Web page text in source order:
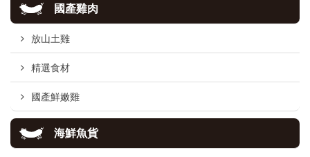
國產雞肉
放山土雞
精選食材
國產鮮嫩雞
海鮮魚貨